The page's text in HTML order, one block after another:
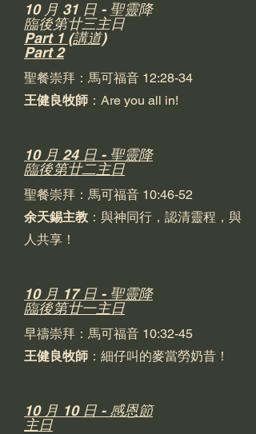
10 月 31 日 - 聖靈降
臨後第廿三主日
Part 1 (講道)
Part 2
聖餐崇拜：馬可福音 12:28-34
王健良牧師 ：Are you all in!
10 月 24 日 - 聖靈降
臨後第廿二主日
聖餐崇拜：馬可福音 10:46-52
余天錫主教 ：與神同行，認清靈程，與
人共享！
10 月 17 日 - 聖靈降
臨後第廿一主日
早禱崇拜：馬可福音 10:32-45
王健良牧師 ：細仔叫的麥當勞奶昔！
10 月 10 日 - 感恩節
主日